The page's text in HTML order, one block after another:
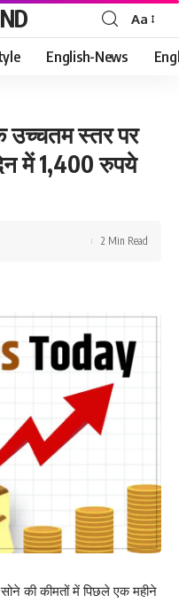
Font
Resizer
Aa
English-News
उच्चतम स्तर पर
में 1,400 रुपये
2 Min Read
की कीमतों में पिछले एक महीने